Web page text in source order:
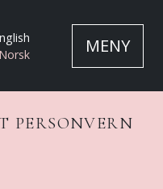
Norsk
MENY
PERSONVERN